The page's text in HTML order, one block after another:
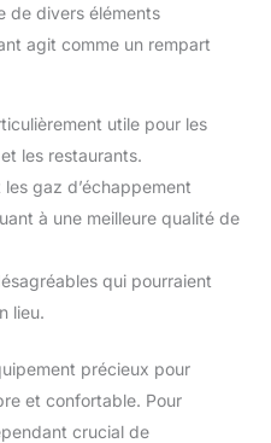
de divers éléments
agit comme un rempart
utile pour les
les restaurants.
gaz d’échappement
à une meilleure qualité de
qui pourraient
lieu.
précieux pour
et confortable. Pour
crucial de